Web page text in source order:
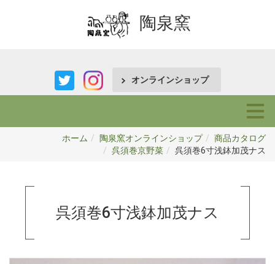
陶泉窯
オンラインショップ
ホーム 陶泉窯オンラインショップ
商品カタログ
呉須巻京野菜
呉須巻6寸浅鉢加茂ナス
呉須巻6寸浅鉢加茂ナス